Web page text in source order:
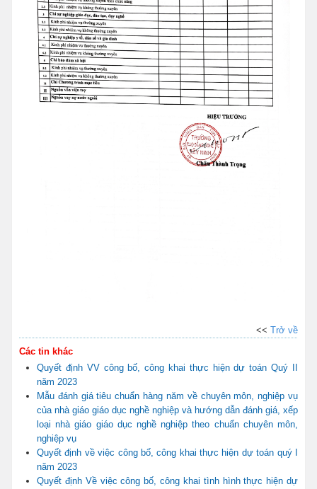
<< Trở về
Các tin khác
Quyết định VV công bố, công khai thực hiện dự toán Quý II
năm 2023
Mẫu đánh giá tiêu chuẩn hàng năm về chuyên môn, nghiệp vụ
của nhà giáo giáo dục nghề nghiệp và hướng dẫn đánh giá, xếp
loại nhà giáo giáo dục nghề nghiệp theo chuẩn chuyên môn,
nghiệp vụ
Quyết định về việc công bố, công khai thực hiện dự toán quý I
năm 2023
Quyết định Về việc công bố, công khai tình hình thực hiện dự